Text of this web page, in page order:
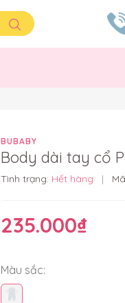
BUBABY
Body dài tay cổ
Tình trạng: Hết hàng |
235.000₫
Màu sắc: